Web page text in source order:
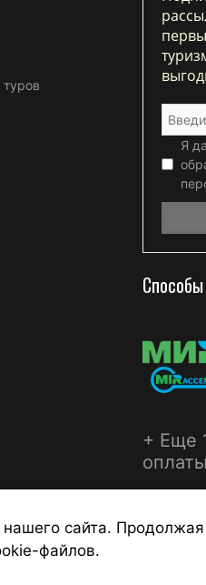
Я
+ Еще
ТУРСФЕРА -
сайта. Продолжая
файлов.